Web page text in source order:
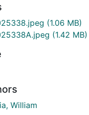
(1.06 MB)
(1.42 MB)
William